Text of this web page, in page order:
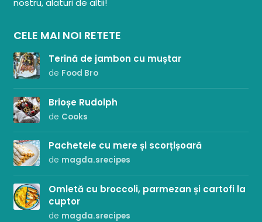
nostru, alaturi de altii!
CELE MAI NOI RETETE
Terină de jambon cu muștar
de Food Bro
Brioșe Rudolph
de Cooks
Pachetele cu mere și scorțișoară
de magda.srecipes
Omletă cu broccoli, parmezan și cartofi la
cuptor
de magda.srecipes